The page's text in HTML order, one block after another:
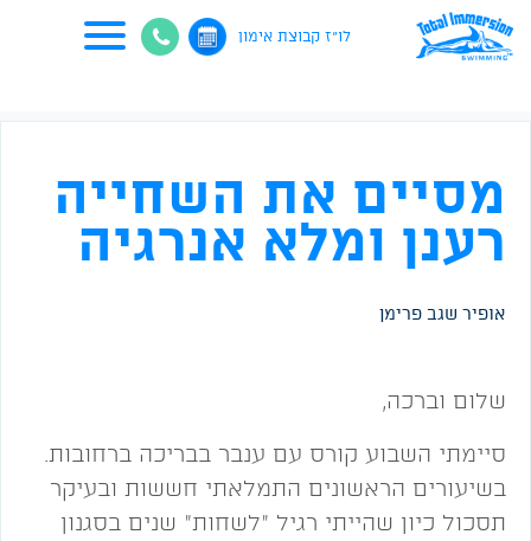
לו"ז קבוצת אימון
מסיים את השחייה
רענן ומלא אנרגיה
אופיר שגב פרימן
שלום וברכה,
סיימתי השבוע קורס עם ענבר בבריכה ברחובות.
בשיעורים הראשונים התמלאתי חששות ובעיקר
תסכול כיון שהייתי רגיל "לשחות" שנים בסגנון